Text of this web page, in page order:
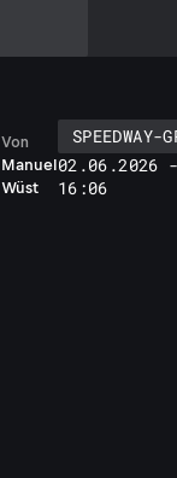
Manuel
Wüst
Von
SPEEDWAY-
02.06.2026
16:06